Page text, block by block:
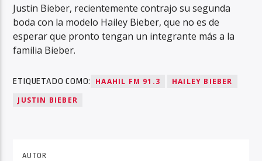
Justin Bieber, recientemente contrajo su segunda
boda con la modelo Hailey Bieber, que no es de
esperar que pronto tengan un integrante más a la
familia Bieber.
ETIQUETADO COMO: HAAHIL FM 91.3
HAILEY BIEBER
JUSTIN BIEBER
AUTOR